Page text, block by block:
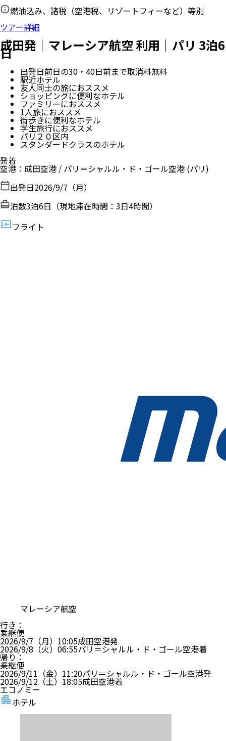
燃油込み、諸税（空港税、リゾートフィーなど）等別
ツアー詳細
成田発｜マレーシア航空 利用｜パリ 3泊6
日
出発日前日の30・40日前まで取消料無料
駅近ホテル
友人同士の旅におススメ
ショッピングに便利なホテル
ファミリーにおススメ
1人旅におススメ
街歩きに便利なホテル
学生旅行におススメ
パリ２０区内
スタンダードクラスのホテル
発着
空港 ： 成田空港 / パリ＝シャルル・ド・ゴール空港 (パリ)
出発日2026/9/7（月）
泊数3泊6日（現地滞在時間： 3日4時間）
フライト
マレーシア航空
行き ：
乗継便
2026/9/7（月） 10:05成田空港発
2026/9/8（火） 06:55パリ＝シャルル・ド・ゴール空港着
帰り ：
乗継便
2026/9/11（金） 11:20パリ＝シャルル・ド・ゴール空港発
2026/9/12（土） 18:05成田空港着
エコノミー
ホテル